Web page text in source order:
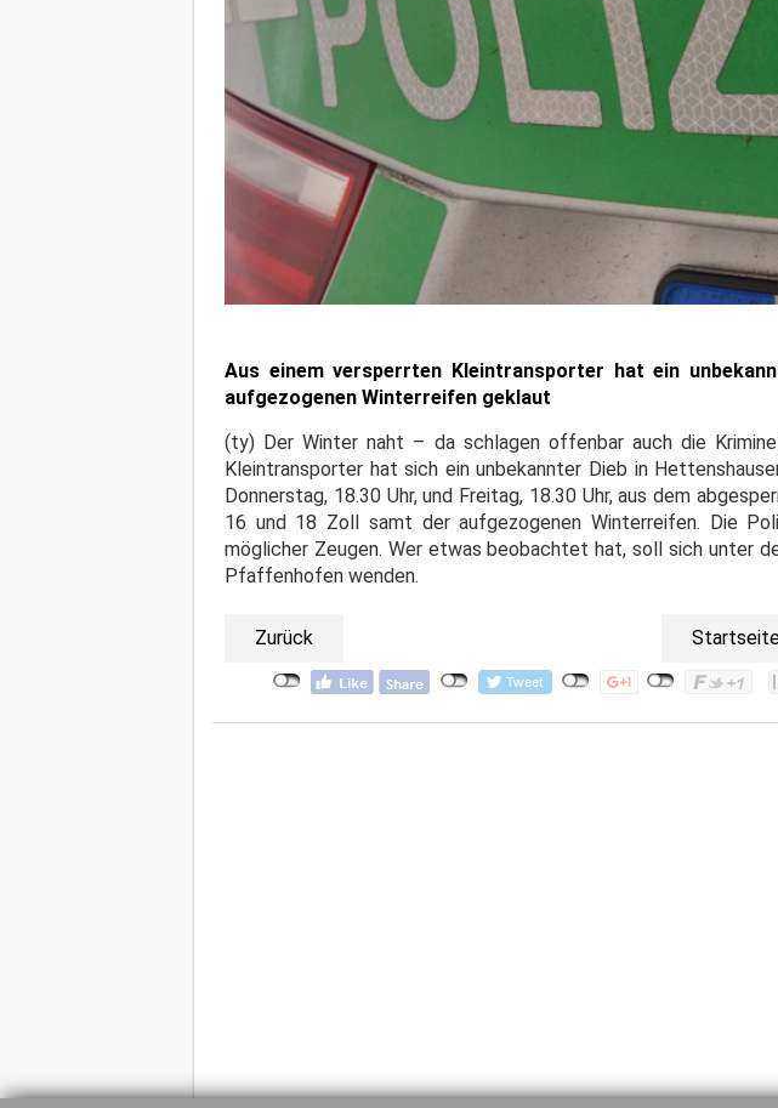
Aus einem versperrten Kleintransporter hat ein
aufgezogenen Winterreifen geklaut
(ty) Der Winter naht – da schlagen offenbar auch die
Kleintransporter hat sich ein unbekannter Dieb in
Donnerstag, 18.30 Uhr, und Freitag, 18.30 Uhr, aus dem
16 und 18 Zoll samt der aufgezogenen Winterreifen. Die
möglicher Zeugen. Wer etwas beobachtet hat, soll sich unter
Pfaffenhofen wenden.
Zurück